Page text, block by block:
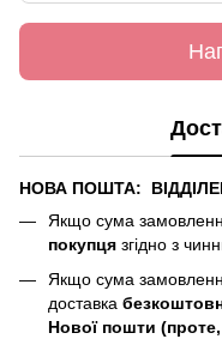
НОВА ПОШТА:
Якщо сума
покупця згідно з
Якщо сума
доставка
Нової пошти (